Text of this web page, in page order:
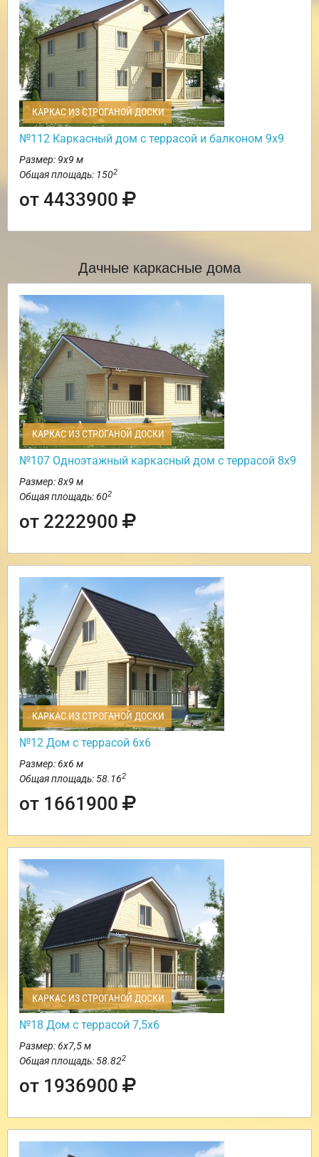
КАРКАС ИЗ СТРОГАНОЙ ДОСКИ
№112 Каркасный дом с террасой и балконом 9х9
Размер: 9х9 м
Общая площадь: 1502
от 4433900
Дачные каркасные дома
КАРКАС ИЗ СТРОГАНОЙ ДОСКИ
№107 Одноэтажный каркасный дом с террасой 8х9
Размер: 8х9 м
Общая площадь: 602
от 2222900
КАРКАС ИЗ СТРОГАНОЙ ДОСКИ
№12 Дом с террасой 6х6
Размер: 6х6 м
Общая площадь: 58.162
от 1661900
КАРКАС ИЗ СТРОГАНОЙ ДОСКИ
№18 Дом с террасой 7,5х6
Размер: 6х7,5 м
Общая площадь: 58.822
от 1936900